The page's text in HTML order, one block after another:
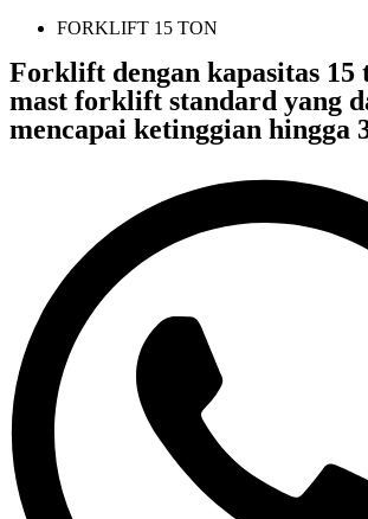
FORKLIFT 15 TON
Forklift dengan kapasitas 15
mast forklift standard yang
mencapai ketinggian hingga